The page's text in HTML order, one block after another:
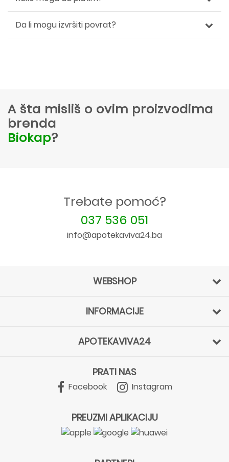
Da li mogu izvršiti povrat?
A šta misliš o ovim proizvodima
brenda
Biokap?
Trebate pomoć?
037 536 051
info@apotekaviva24.ba
WEBSHOP
INFORMACIJE
APOTEKAVIVA24
PRATI NAS
Facebook Instagram
PREUZMI APLIKACIJU